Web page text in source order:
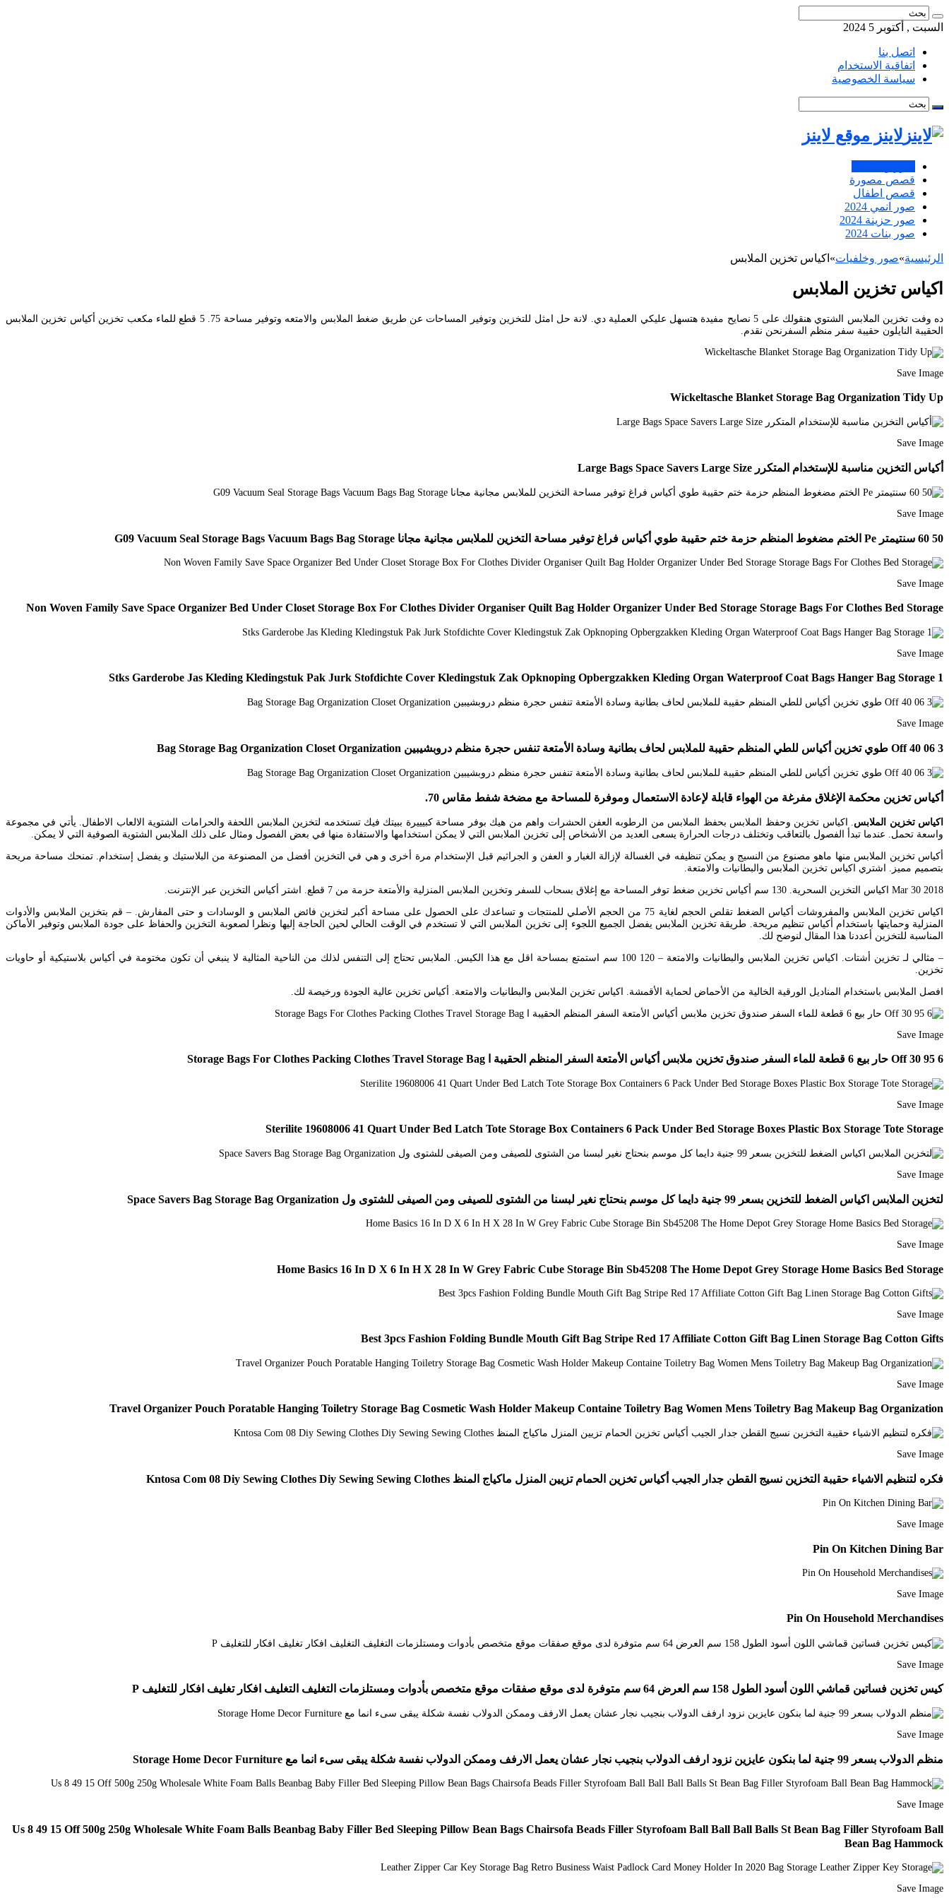
السبت , أكتوبر 5 2024
اتصل بنا
اتفاقية الاستخدام
سياسة الخصوصية
لاينز موقع لاينز
قصص مصورة
قصص اطفال
صور انمي 2024
صور حزينة 2024
صور بنات 2024
الرئيسية»صور وخلفيات» اكياس تخزين الملابس
اكياس تخزين الملابس
ده وفت تخزين الملابس الشتوي هنقولك على 5 نصايح مفيدة هتسهل عليكي العملية دي. لانة حل امثل للتخزين وتوفير المساحات عن طريق ضغط الملابس والامتعه وتوفير مساحة 75. 5 قطع للماء مكعب تخزين أكياس تخزين الملابس
الحقيبة النايلون حقيبة سفر منظم السفرنحن نقدم.
Save Image
Wickeltasche Blanket Storage Bag Organization Tidy Up
Save Image
أكياس التخزين مناسبة للإستخدام المتكرر Large Bags Space Savers Large Size
Save Image
50 60 سنتيمتر Pe الختم مضغوط المنظم حزمة ختم حقيبة طوي أكياس فراغ توفير مساحة التخزين للملابس مجانية مجانا G09 Vacuum Seal Storage Bags Vacuum Bags Bag Storage
Save Image
Non Woven Family Save Space Organizer Bed Under Closet Storage Box For Clothes Divider Organiser Quilt Bag Holder Organizer Under Bed Storage Storage Bags For Clothes Bed Storage
Save Image
1 Stks Garderobe Jas Kleding Kledingstuk Pak Jurk Stofdichte Cover Kledingstuk Zak Opknoping Opbergzakken Kleding Organ Waterproof Coat Bags Hanger Bag Storage
Save Image
3 06 40 Off طوي تخزين أكياس للطي المنظم حقيبة للملابس لحاف بطانية وسادة الأمتعة تنفس حجرة منظم دروبشيبين Bag Storage Bag Organization Closet Organization
أكياس تخزين محكمة الإغلاق مفرغة من الهواء قابلة لإعادة الاستعمال وموفرة للمساحة مع مضخة شفط مقاس 70.
اكياس تخزين الملابس . اكياس تخزين وحفظ الملابس بحفظ الملابس من الرطوبه العفن الحشرات واهم من هيك بوفر مساحة كبيييرة ببيتك فيك تستخدمه لتخزين الملابس اللحفة والحرامات الشتوية الالعاب الاطفال. يأتي في مجموعة
واسعة تحمل. عندما تبدأ الفصول بالتعاقب وتختلف درجات الحرارة يسعى العديد من الأشخاص إلى تخزين الملابس التي لا يمكن استخدامها والاستفادة منها في بعض الفصول ومثال على ذلك الملابس الشتوية الصوفية التي لا يمكن.
أكياس تخزين الملابس منها ماهو مصنوع من النسيج و يمكن تنظيفه في الغسالة لإزالة الغبار و العفن و الجراثيم قبل الإستخدام مرة أخرى و هي في التخزين أفضل من المصنوعة من البلاستيك و يفضل إستخدام. تمنحك مساحة مريحة
بتصميم مميز. اشتري اكياس تخزين الملابس والبطانيات والامتعة.
Mar 30 2018 اكياس التخزين السحرية. 130 سم أكياس تخزين ضغط توفر المساحة مع إغلاق بسحاب للسفر وتخزين الملابس المنزلية والأمتعة حزمة من 7 قطع. اشتر أكياس التخزين عبر الإنترنت.
اكياس تخزين الملابس والمفروشات أكياس الضغط تقلص الحجم لغاية 75 من الحجم الأصلي للمنتجات و تساعدك على الحصول على مساحة أكبر لتخزين فائض الملابس و الوسادات و حتى المفارش. – قم بتخزين الملابس والأدوات
المنزلية وحمايتها باستخدام أكياس تنظيم مريحة. طريقة تخزين الملابس يفضل الجميع اللجوء إلى تخزين الملابس التي لا تستخدم في الوقت الحالي لحين الحاجة إليها ونظرا لصعوبة التخزين والحفاظ على جودة الملابس وتوفير الأماكن
المناسبة للتخزين أعددنا هذا المقال لنوضح لك.
– مثالي لـ تخزين أشتات. اكياس تخزين الملابس والبطانيات والامتعة – 120 100 سم استمتع بمساحة اقل مع هذا الكيس. الملابس تحتاج إلى التنفس لذلك من الناحية المثالية لا ينبغي أن تكون مختومة في أكياس بلاستيكية أو حاويات
تخزين.
افصل الملابس باستخدام المناديل الورقية الخالية من الأحماض لحماية الأقمشة. اكياس تخزين الملابس والبطانيات والامتعة. أكياس تخزين عالية الجودة ورخيصة لك.
Save Image
6 95 30 Off حار بيع 6 قطعة للماء السفر صندوق تخزين ملابس أكياس الأمتعة السفر المنظم الحقيبة ا Storage Bags For Clothes Packing Clothes Travel Storage Bag
Save Image
Sterilite 19608006 41 Quart Under Bed Latch Tote Storage Box Containers 6 Pack Under Bed Storage Boxes Plastic Box Storage Tote Storage
Save Image
لتخزين الملابس اكياس الضغط للتخزين بسعر 99 جنية دايما كل موسم بنحتاج نغير لبسنا من الشتوى للصيفى ومن الصيفى للشتوى ول Space Savers Bag Storage Bag Organization
Save Image
Home Basics 16 In D X 6 In H X 28 In W Grey Fabric Cube Storage Bin Sb45208 The Home Depot Grey Storage Home Basics Bed Storage
Save Image
Best 3pcs Fashion Folding Bundle Mouth Gift Bag Stripe Red 17 Affiliate Cotton Gift Bag Linen Storage Bag Cotton Gifts
Save Image
Travel Organizer Pouch Poratable Hanging Toiletry Storage Bag Cosmetic Wash Holder Makeup Containe Toiletry Bag Women Mens Toiletry Bag Makeup Bag Organization
Save Image
فكره لتنظيم الاشياء حقيبة التخزين نسيج القطن جدار الجيب أكياس تخزين الحمام تزيين المنزل ماكياج المنظ Kntosa Com 08 Diy Sewing Clothes Diy Sewing Sewing Clothes
Save Image
Pin On Kitchen Dining Bar
Save Image
Pin On Household Merchandises
Save Image
كيس تخزين فساتين قماشي اللون أسود الطول 158 سم العرض 64 سم متوفرة لدى موقع صفقات موقع متخصص بأدوات ومستلزمات التغليف التغليف افكار تغليف افكار للتغليف P
Save Image
منظم الدولاب بسعر 99 جنية لما بنكون عايزين نزود ارفف الدولاب بنجيب نجار عشان يعمل الارفف وممكن الدولاب نفسة شكلة يبقى سىء انما مع Storage Home Decor Furniture
Save Image
Us 8 49 15 Off 500g 250g Wholesale White Foam Balls Beanbag Baby Filler Bed Sleeping Pillow Bean Bags Chairsofa Beads Filler Styrofoam Ball Ball Ball Balls St Bean Bag Filler Styrofoam Ball
Bean Bag Hammock
Save Image